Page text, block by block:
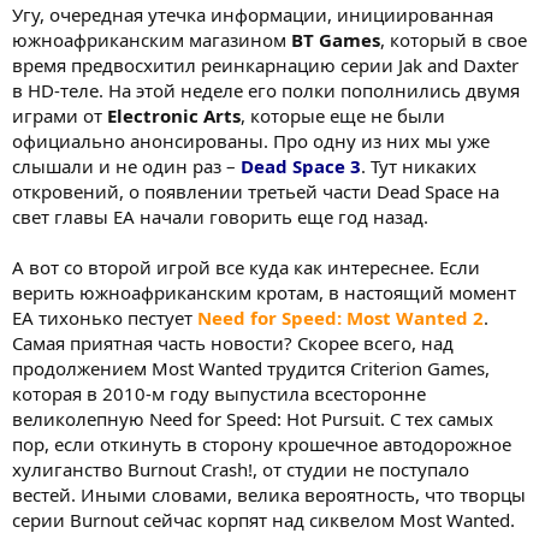
Угу, очередная утечка информации, инициированная
южноафриканским магазином BT Games, который в свое
время предвосхитил реинкарнацию серии Jak and Daxter
в HD-теле. На этой неделе его полки пополнились двумя
играми от Electronic Arts, которые еще не были
официально анонсированы. Про одну из них мы уже
слышали и не один раз – Dead Space 3. Тут никаких
откровений, о появлении третьей части Dead Space на
свет главы EA начали говорить еще год назад.
А вот со второй игрой все куда как интереснее. Если
верить южноафриканским кротам, в настоящий момент
EA тихонько пестует Need for Speed: Most Wanted 2.
Самая приятная часть новости? Скорее всего, над
продолжением Most Wanted трудится Criterion Games,
которая в 2010-м году выпустила всесторонне
великолепную Need for Speed: Hot Pursuit. С тех самых
пор, если откинуть в сторону крошечное автодорожное
хулиганство Burnout Crash!, от студии не поступало
вестей. Иными словами, велика вероятность, что творцы
серии Burnout сейчас корпят над сиквелом Most Wanted.